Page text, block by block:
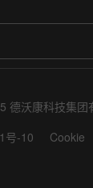
德沃康科技集团
号-10
Cookie